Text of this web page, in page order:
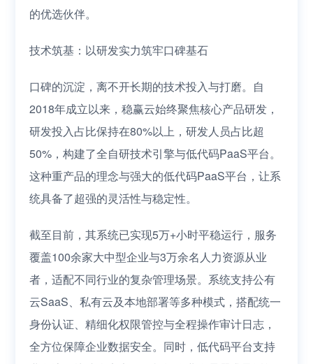
的优选伙伴。
技术筑基：以研发实力筑牢口碑基石
口碑的沉淀，离不开长期的技术投入与打磨。自
2018年成立以来，稳赢云始终聚焦核心产品研发，
研发投入占比保持在80%以上，研发人员占比超
50%，构建了全自研技术引擎与低代码PaaS平台。
这种重产品的理念与强大的低代码PaaS平台，让系
统具备了超强的灵活性与稳定性。
截至目前，其系统已实现5万+小时平稳运行，服务
覆盖100余家大中型企业与3万余名人力资源从业
者，适配不同行业的复杂管理场景。系统支持公有
云SaaS、私有云及本地部署等多种模式，搭配统一
身份认证、精细化权限管控与全程操作审计日志，
全方位保障企业数据安全。同时，低代码平台支持